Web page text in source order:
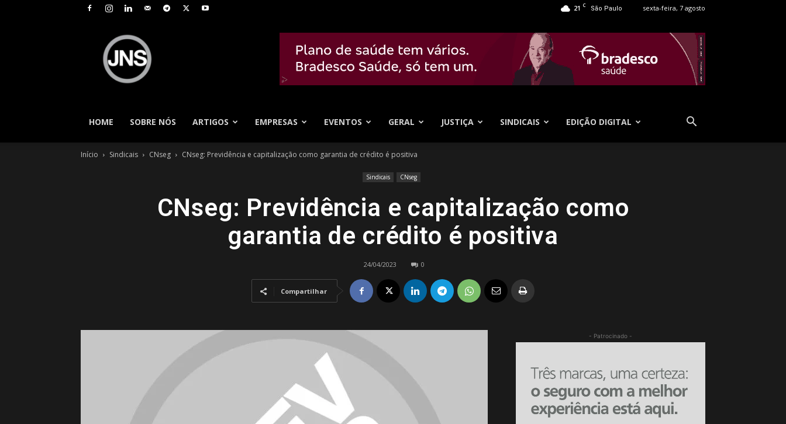
21 C São Paulo sexta-feira, 7 agosto
HOME
SOBRE NÓS ARTIGOS EMPRESAS EVENTOS GERAL JUSTIÇA SINDICAIS EDIÇÃO DIGITAL
Início Sindicais CNseg CNseg: Previdência e capitalização como garantia de crédito é positiva
Sindicais CNseg
CNseg: Previdência e capitalização como
garantia de crédito é positiva
24/04/2023 0
Compartilhar
- Patrocinado -